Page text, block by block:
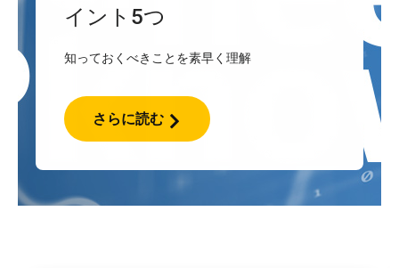
イント5つ
知っておくべきことを素早く理解
さらに読む
UPS
の
第